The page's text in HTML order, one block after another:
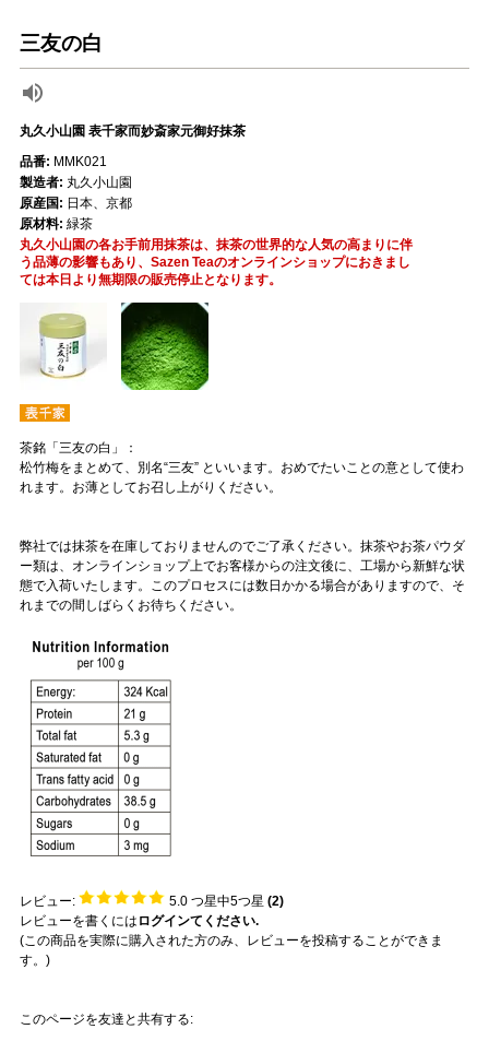
三友の白
丸久小山園 表千家而妙斎家元御好抹茶
茶銘「三友の白」：
松竹梅をまとめて、別名“三友” といいます。おめでたいことの意として使わ
れます。お薄としてお召し上がりください。
弊社では抹茶を在庫しておりませんのでご了承ください。抹茶やお茶パウダ
ー類は、オンラインショップ上でお客様からの注文後に、工場から新鮮な状
態で入荷いたします。このプロセスには数日かかる場合がありますので、そ
れまでの間しばらくお待ちください。
レビュー: 5.0つ星中5つ星 (2)
レビューを書くには ログインてください.
(この商品を実際に購入された方のみ、レビューを投稿することができま
す。)
このページを友達と共有する:
品番: MMK021
製造者: 丸久小山園
原産国: 日本、京都
原材料: 緑茶
丸久小山園の各お手前用抹茶は、抹茶の世界的な人気の高まりに伴
う品薄の影響もあり、Sazen Teaのオンラインショップにおきまし
ては本日より無期限の販売停止となります。